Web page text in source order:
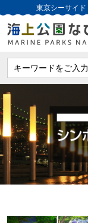
東京シーサイド